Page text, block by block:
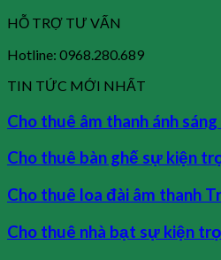
HỖ TRỢ TƯ VẤN
Hotline: 0968.280.689
TIN TỨC MỚI NHẤT
Cho thuê âm thanh ánh
Cho thuê bàn ghế sự kiện
Cho thuê loa đài âm thanh
Cho thuê nhà bạt sự kiện